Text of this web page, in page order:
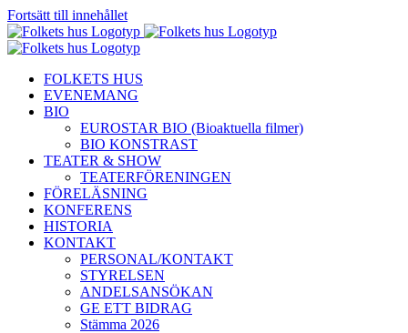
Fortsätt till innehållet
FOLKETS HUS
EVENEMANG
BIO
EUROSTAR BIO (Bioaktuella filmer)
BIO KONSTRAST
TEATER & SHOW
TEATERFÖRENINGEN
FÖRELÄSNING
KONFERENS
HISTORIA
KONTAKT
PERSONAL/KONTAKT
STYRELSEN
ANDELSANSÖKAN
GE ETT BIDRAG
Stämma 2026